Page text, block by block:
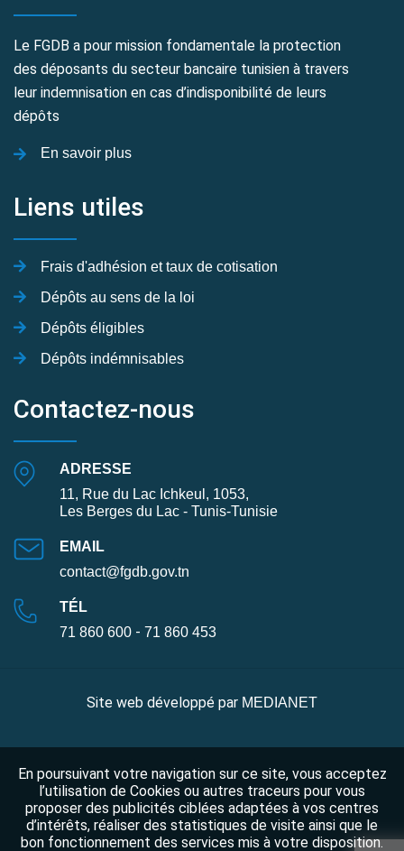
Le FGDB a pour mission fondamentale la protection
des déposants du secteur bancaire tunisien à travers
leur indemnisation en cas d’indisponibilité de leurs
dépôts
En savoir plus
Liens utiles
Frais d'adhésion et taux de cotisation
Dépôts au sens de la loi
Dépôts éligibles
Dépôts indémnisables
Contactez-nous
ADRESSE
11, Rue du Lac Ichkeul, 1053,
Les Berges du Lac - Tunis-Tunisie
EMAIL
contact@fgdb.gov.tn
TÉL
71 860 600 - 71 860 453
Site web développé par MEDIANET
En poursuivant votre navigation sur ce site, vous acceptez
l’utilisation de Cookies ou autres traceurs pour vous
proposer des publicités ciblées adaptées à vos centres
d’intérêts, réaliser des statistiques de visite ainsi que le
bon fonctionnement des services mis à votre disposition.